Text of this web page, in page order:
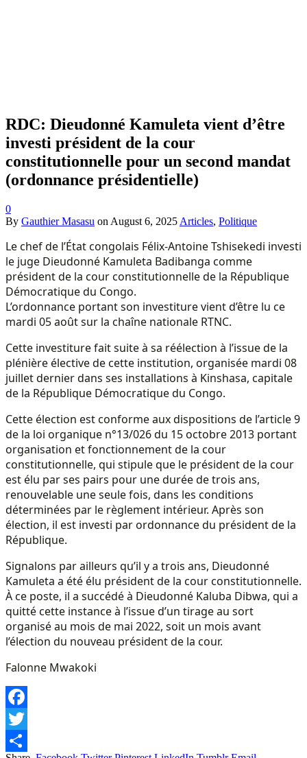
RDC: Dieudonné Kamuleta vient d’être
investi président de la cour
constitutionnelle pour un second mandat
(ordonnance présidentielle)
0
By Gauthier Masasu on August 6, 2025 Articles, Politique
Le chef de l’État congolais Félix-Antoine Tshisekedi investi
le juge Dieudonné Kamuleta Badibanga comme
président de la cour constitutionnelle de la République
Démocratique du Congo.
L’ordonnance portant son investiture vient d’être lu ce
mardi 05 août sur la chaîne nationale RTNC.
Cette investiture fait suite à sa réélection à l’issue de la
plénière élective de cette institution, organisée mardi 08
juillet dernier dans ses installations à Kinshasa, capitale
de la République Démocratique du Congo.
Cette élection est conforme aux dispositions de l’article 9
de la loi organique n°13/026 du 15 octobre 2013 portant
organisation et fonctionnement de la cour
constitutionnelle, qui stipule que le président de la cour
est élu par ses pairs pour une durée de trois ans,
renouvelable une seule fois, dans les conditions
déterminées par le règlement intérieur. Après son
élection, il est investi par ordonnance du président de la
République.
Signalons par ailleurs qu’il y a trois ans, Dieudonné
Kamuleta a été élu président de la cour constitutionnelle.
À ce poste, il a succédé à Dieudonné Kaluba Dibwa, qui a
quitté cette instance à l’issue d’un tirage au sort
organisé au mois de mai 2022, soit un mois avant
l’élection du nouveau président de la cour.
Falonne Mwakoki
Facebook
Twitter